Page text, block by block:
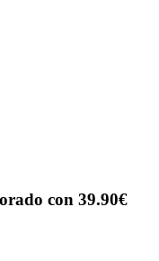
con 39.90€